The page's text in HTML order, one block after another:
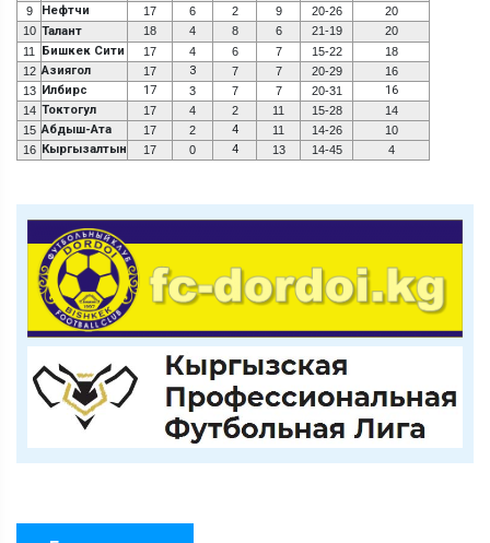
9 Нефтчи 17 6 2 9 20-26
20
10 Талант 18 4 8 6 21-19
20
11
Бишкек Сити 17 4 6 7 15-22
18
12 Азиягол 17 3 7 7 20-29
16
13
Илбирс 17 3 7 7 20-31 16
14 Токтогул 17 4 2 11 15-28
14
15 Абдыш-Ата 17 2 4 11 14-26
10
16
Кыргызалтын 17 0 4 13 14-45 4